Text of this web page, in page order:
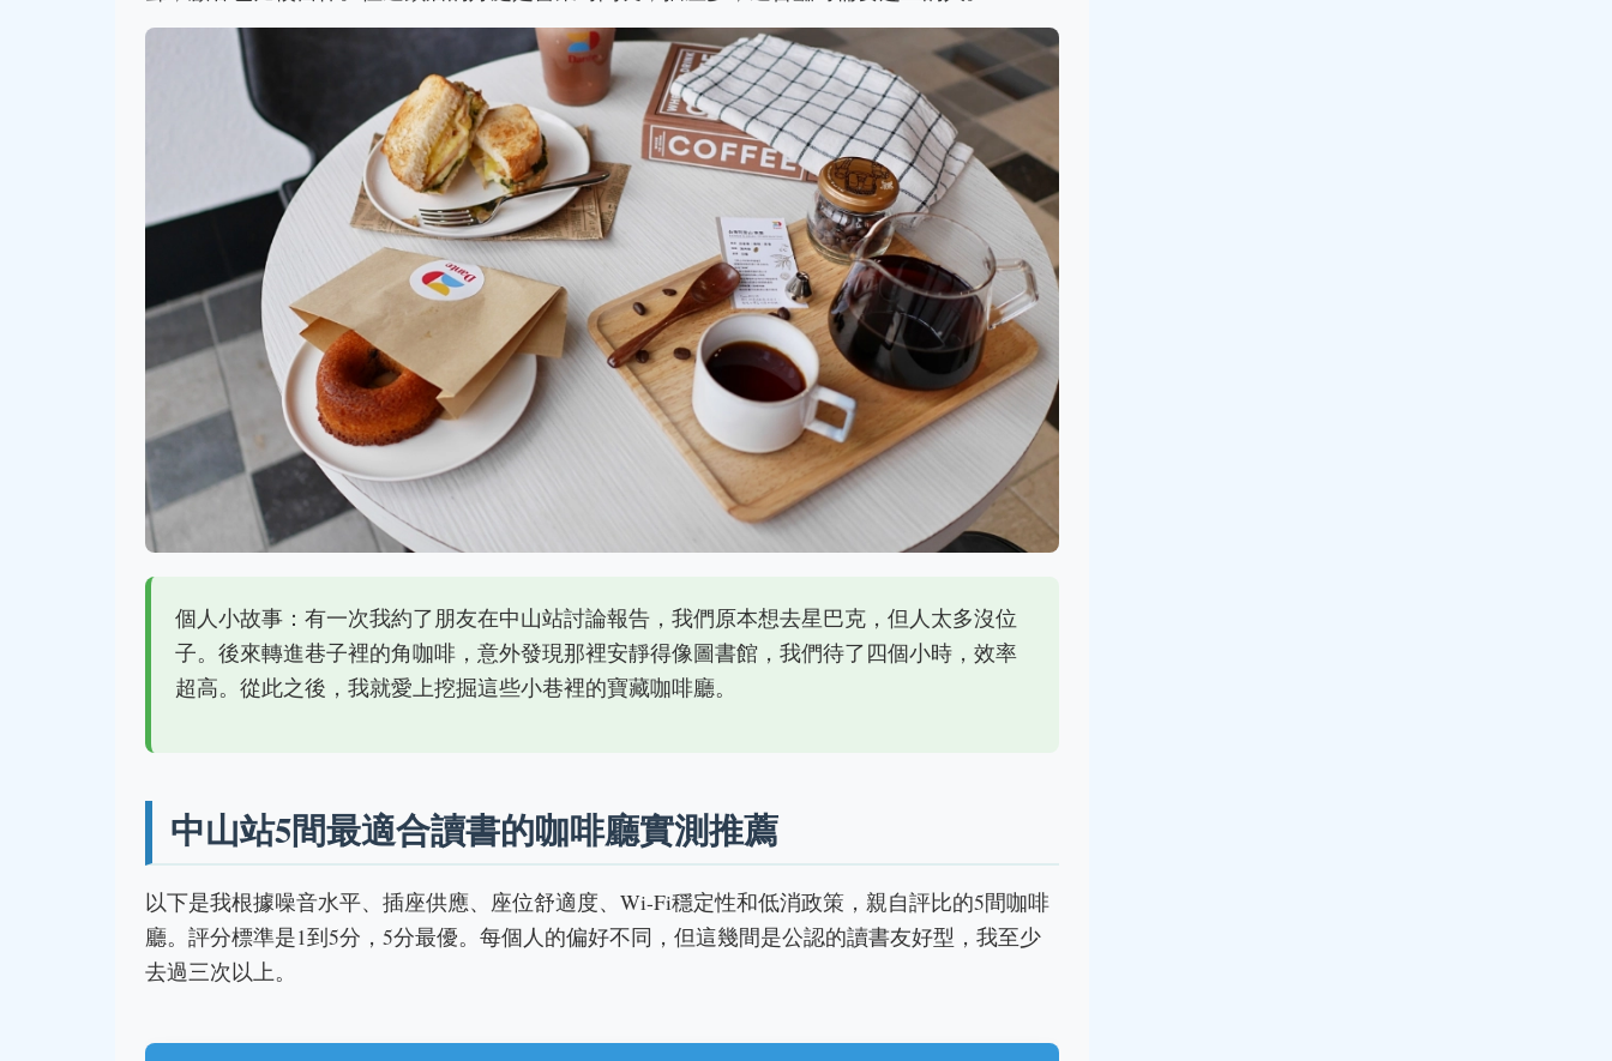
個人小故事：有一次我約了朋友在中山站討論報告，我們原本想去星巴克，但人太多沒位
子。後來轉進巷子裡的角咖啡，意外發現那裡安靜得像圖書館，我們待了四個小時，效率
超高。從此之後，我就愛上挖掘這些小巷裡的寶藏咖啡廳。
中山站5間最適合讀書的咖啡廳實測推薦
以下是我根據噪音水平、插座供應、座位舒適度、Wi-Fi穩定性和低消政策，親自評比的5間咖啡
廳。評分標準是1到5分，5分最優。每個人的偏好不同，但這幾間是公認的讀書友好型，我至少
去過三次以上。